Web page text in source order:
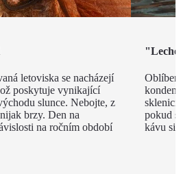
letoviska se nacházejí
poskytuje vynikající
slunce. Nebojte, z
brzy. Den na
na ročním období
pokud
kávu si